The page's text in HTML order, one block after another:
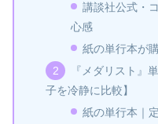
講談社公式・
心感
紙の単行本が
『メダリスト』
子を冷静に比較】
紙の単行本｜